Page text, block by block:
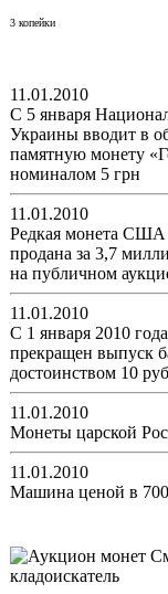
3 копейки
11.01.2010
С 5 января
Украины вводит в
памятную монету
номиналом 5 грн
11.01.2010
Редкая монета США
продана за 3,7
на публичном
11.01.2010
С 1 января 2010
прекращен выпуск
достоинством 10
11.01.2010
Монеты царской
11.01.2010
Машина ценой в